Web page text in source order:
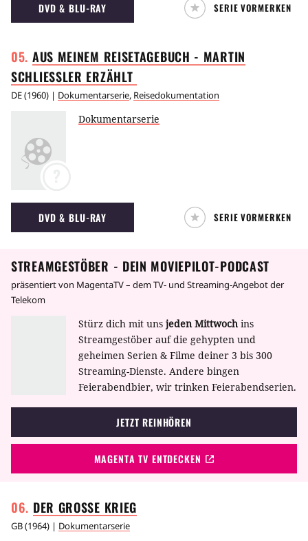
DVD & BLU-RAY SERIE VORMERKEN
AUS MEINEM REISETAGEBUCH - MARTIN
SCHLIESSLER ERZÄHLT
DE(1960) | Dokumentarserie, Reisedokumentation
Dokumentarserie
DVD & BLU-RAY SERIE VORMERKEN
STREAMGESTÖBER - DEIN MOVIEPILOT-PODCAST
präsentiert von MagentaTV – dem TV- und Streaming-Angebot der
Telekom
Stürz dich mit uns jeden Mittwoch ins
Streamgestöber auf die gehypten und
geheimen Serien & Filme deiner 3 bis 300
Streaming-Dienste. Andere bingen
Feierabendbier, wir trinken Feierabendserien.
JETZT REINHÖREN
MAGENTA TV ENTDECKEN
DER GROSSE KRIEG
GB(1964) | Dokumentarserie